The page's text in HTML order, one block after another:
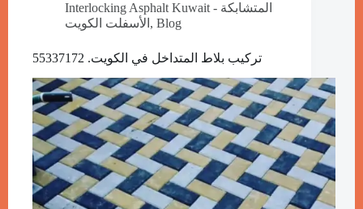
Interlocking Asphalt Kuwait - المتشابكة
الأسفلت الكويت , Blog
تركيب بلاط المتداخل في الكويت. 55337172